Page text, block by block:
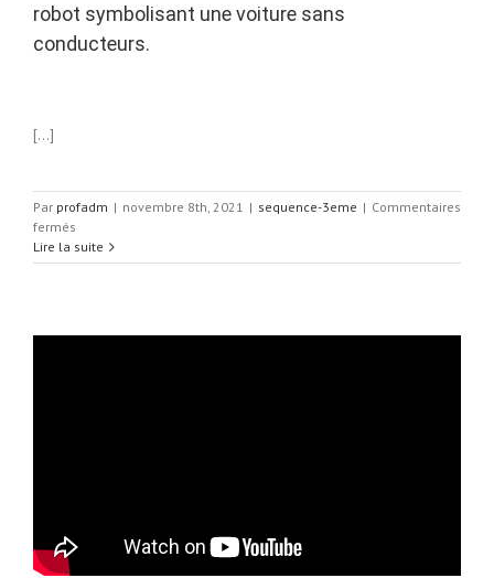
robot symbolisant une voiture sans
conducteurs.
[…]
Par profadm | novembre 8th, 2021 | sequence-3eme | Commentaires
fermés
Voiture
autonome
Lire la suite